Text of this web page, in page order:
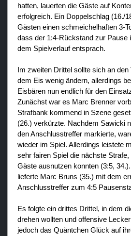
hatten, lauerten die Gäste auf
erfolgreich. Ein Doppelschlag (16./
Gästen einen schmeichelhaften 3-
dass der 1:4-Rückstand zur Pause
dem Spielverlauf entsprach.
Im zweiten Drittel sollte sich an
dem Eis wenig ändern, allerdings
Eisbären nun endlich für den
Zunächst war es Marc Brenner
Strafbank kommend in Szene
(26.) verkürzte. Nachdem Sawicki
den Anschlusstreffer markierte,
wieder im Spiel. Allerdings leistete
sehr fairen Spiel die nächste
Gäste ausnutzen konnten (3:5,
lieferte Marc Bruns (35.) mit dem
Anschlusstreffer zum 4:5
Es folgte ein drittes Drittel, in dem
drehen wollten und offensive
jedoch das Quäntchen Glück auf